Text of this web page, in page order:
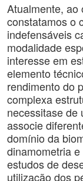
Atualmente, ao
constatamos o
indefensáveis
modalidade
interesse em
elemento
rendimento do
complexa
necessitase de
associe
domínio da
dinamometria
estudos de
utilização dos